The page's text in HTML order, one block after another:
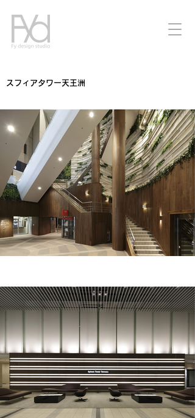
スフィアタワー天王洲